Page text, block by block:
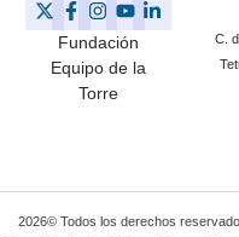
Fundación
Equipo de la
Torre
C.
2026© Todos los derechos